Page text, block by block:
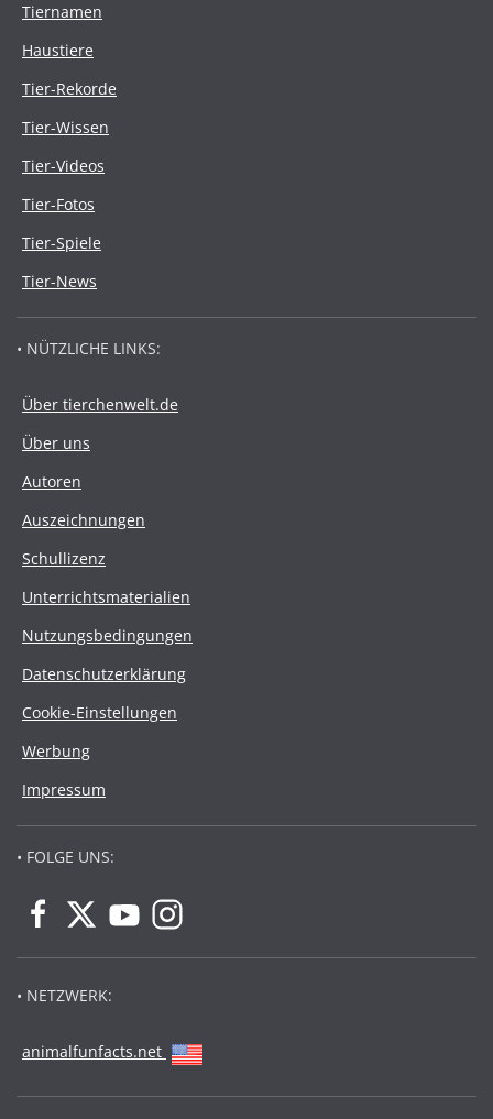
Tiernamen
Haustiere
Tier-Rekorde
Tier-Wissen
Tier-Videos
Tier-Fotos
Tier-Spiele
Tier-News
• NÜTZLICHE LINKS:
Über tierchenwelt.de
Über uns
Autoren
Auszeichnungen
Schullizenz
Unterrichtsmaterialien
Nutzungsbedingungen
Datenschutzerklärung
Cookie-Einstellungen
Werbung
Impressum
• FOLGE UNS:
• NETZWERK:
animalfunfacts.net